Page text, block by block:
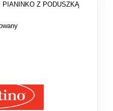
PIANINKO Z PODUSZKĄ